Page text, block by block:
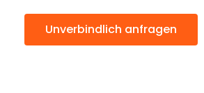
Unverbindlich anfragen